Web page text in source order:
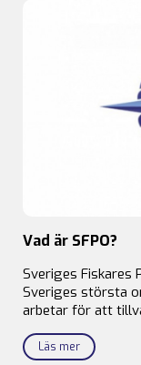
Vad är SFPO?
Sveriges Fiskares
Sveriges största
arbetar för att
Läs mer